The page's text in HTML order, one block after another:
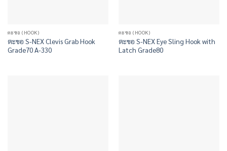
ตะขอ (HOOK)
ตะขอ S-NEX Clevis Grab Hook
Grade70 A-330
ตะขอ (HOOK)
ตะขอ S-NEX Eye Sling Hook with
Latch Grade80